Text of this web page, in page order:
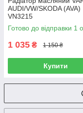
AUDI/VW/SKODA (AVA)
VN3215
Готово до відправки 1
1 035 ₴ 1 150 ₴
Купити